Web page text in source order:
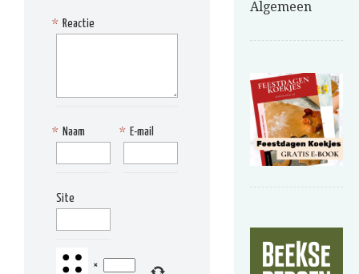
Reactie
*
Naam
* E-mail
*
Site
×